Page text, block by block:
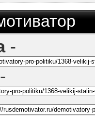
-